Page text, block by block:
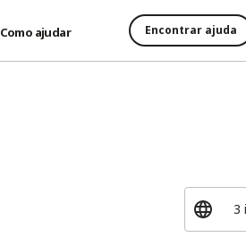
Como ajudar Encontrar ajuda